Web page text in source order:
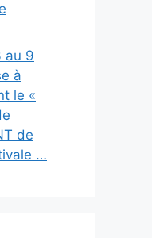
au 9
à
le «
de
…